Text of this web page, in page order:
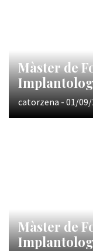
Màster de
catorzena - 01/09/
Màster de